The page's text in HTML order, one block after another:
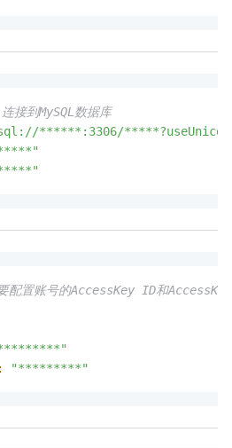
接到MySQL数据库
******:3306/
配置账号的AccessKey ID和
"*********"